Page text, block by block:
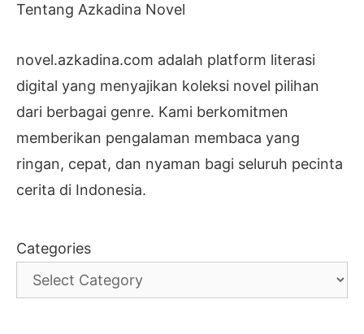
Tentang Azkadina Novel
novel.azkadina.com adalah platform literasi
digital yang menyajikan koleksi novel pilihan
dari berbagai genre. Kami berkomitmen
memberikan pengalaman membaca yang
ringan, cepat, dan nyaman bagi seluruh pecinta
cerita di Indonesia.
Categories